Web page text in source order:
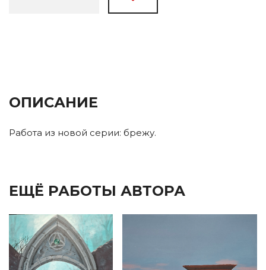
ОПИСАНИЕ
Работа из новой серии: брежу.
ЕЩЁ РАБОТЫ АВТОРА